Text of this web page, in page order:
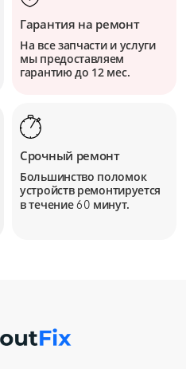
Гарантия на ремонт
На все запчасти и услуги
мы предоставляем
гарантию до 12 мес.
Срочный ремонт
Большинство поломок
устройств ремонтируется
в течение60 минут.